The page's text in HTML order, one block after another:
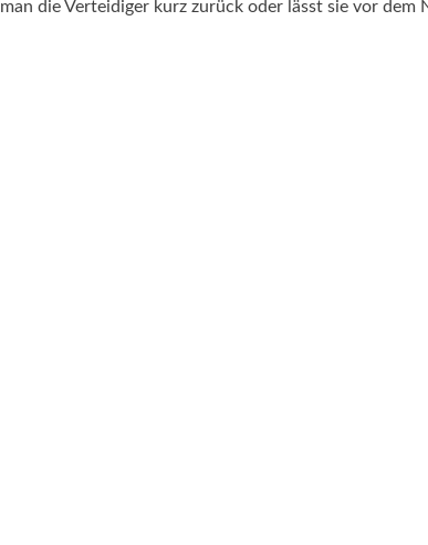
man die Verteidiger kurz zurück oder lässt sie vor